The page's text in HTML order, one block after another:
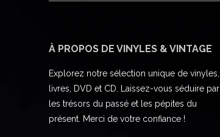
À PROPOS DE VINYLES & VINTAGE
Explorez notre sélection unique de vinyles,
livres, DVD et CD. Laissez-vous séduire par
les trésors du passé et les pépites du
présent. Merci de votre confiance !